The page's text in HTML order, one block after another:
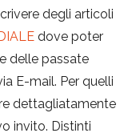
degli articoli
dove poter
delle passate
E-mail. Per quelli
dettagliatamente
invito. Distinti